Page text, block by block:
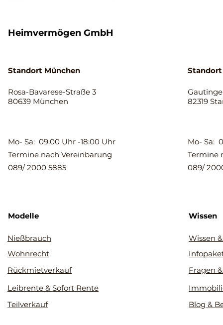
Heimvermögen GmbH
Standort München
Rosa-Bavarese-Straße 3
80639 München
82319
Mo- Sa: 09:00 Uhr -18:00 Uhr
Termine nach Vereinbarung
089/ 2000 5885
Modelle
Nießbrauch
Wohnrecht
Rückmietverkauf
Leibrente & Sofort Rente
Teilverkauf
Mo- Sa:
Termine
089/
Wissen
Wissen
Fragen
Blog &